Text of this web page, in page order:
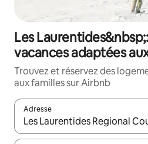
Les
vacances adaptées
Trouvez et réservez des
aux familles sur Airbnb
Adresse
Lorsque les résultats